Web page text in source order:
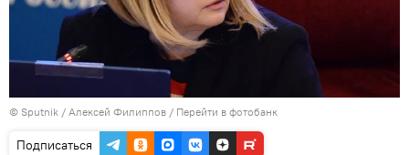
© Sputnik / Алексей Филиппов / Перейти в фотобанк
Подписаться